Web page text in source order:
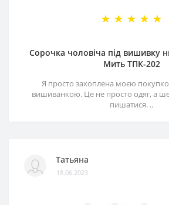
Сорочка чоловіча під вишивку
Мить ТПК-202
Я просто захоплена моєю
вишиванкою. Це не просто одяг, а
пишатися. ..
Татьяна
18.06.2023